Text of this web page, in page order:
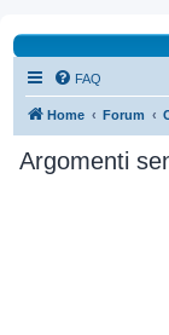
FAQ
Home Forum
Argomenti